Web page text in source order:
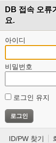
DB 접속 오류
요.
아이디
비밀번호
로그인 유지
ID/PW 찾기